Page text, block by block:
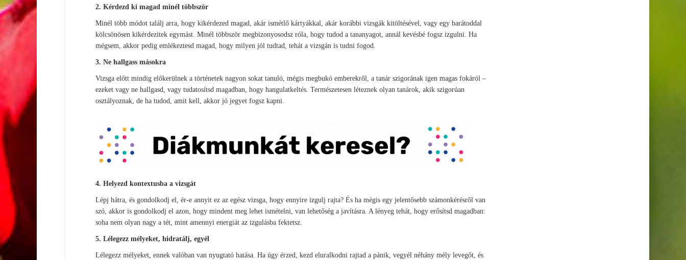
2. Kérdezd ki magad minél többször
Minél több módot találj arra, hogy kikérdezed magad, akár ismétlő kártyákkal, akár korábbi vizsgák kitöltésével, vagy egy barátoddal
kölcsönösen kikérdezitek egymást. Minél többször megbizonyosodsz róla, hogy tudod a tananyagot, annál kevésbé fogsz izgulni. Ha
mégsem, akkor pedig emlékeztesd magad, hogy milyen jól tudtad, tehát a vizsgán is tudni fogod.
3. Ne hallgass másokra
Vizsga előtt mindig előkerülnek a történetek nagyon sokat tanuló, mégis megbukó emberekről, a tanár szigorának igen magas fokáról –
ezeket vagy ne hallgasd, vagy tudatosítsd magadban, hogy hangulatkeltés. Természetesen léteznek olyan tanárok, akik szigorúan
osztályoznak, de ha tudod, amit kell, akkor jó jegyet fogsz kapni.
4. Helyezd kontextusba a vizsgát
Lépj hátra, és gondolkodj el, ér-e annyit ez az egész vizsga, hogy ennyire izgulj rajta? És ha mégis egy jelentősebb számonkérésről van
szó, akkor is gondolkodj el azon, hogy mindent meg lehet ismételni, van lehetőség a javításra. A lényeg tehát, hogy erősítsd magadban:
soha nem olyan nagy a tét, mint amennyi energiát az izgulásba fektetsz.
5. Lélegezz mélyeket, hidratálj, egyél
Lélegezz mélyeket, ennek valóban van nyugtató hatása. Ha úgy érzed, kezd eluralkodni rajtad a pánik, vegyél néhány mély levegőt, és